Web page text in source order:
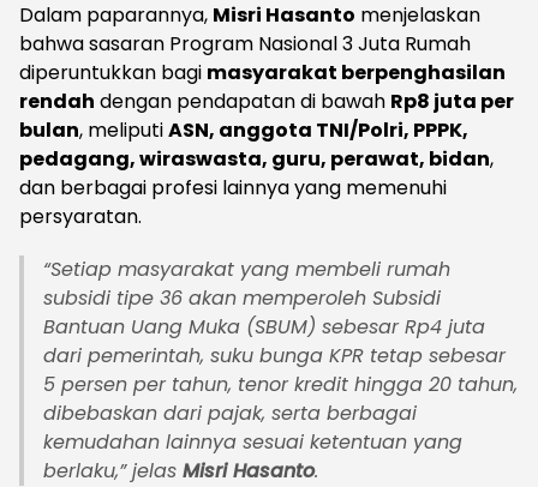
Dalam paparannya, Misri Hasanto menjelaskan
bahwa sasaran Program Nasional 3 Juta Rumah
diperuntukkan bagi masyarakat berpenghasilan
rendah dengan pendapatan di bawah Rp8 juta per
bulan, meliputiASN, anggota TNI/Polri, PPPK,
pedagang, wiraswasta, guru, perawat, bidan,
dan berbagai profesi lainnya yang memenuhi
persyaratan.
“Setiap masyarakat yang membeli rumah
subsidi tipe 36 akan memperoleh Subsidi
Bantuan Uang Muka (SBUM) sebesar Rp4 juta
dari pemerintah, suku bunga KPR tetap sebesar
5 persen per tahun, tenor kredit hingga 20 tahun,
dibebaskan dari pajak, serta berbagai
kemudahan lainnya sesuai ketentuan yang
berlaku,”jelas Misri Hasanto.